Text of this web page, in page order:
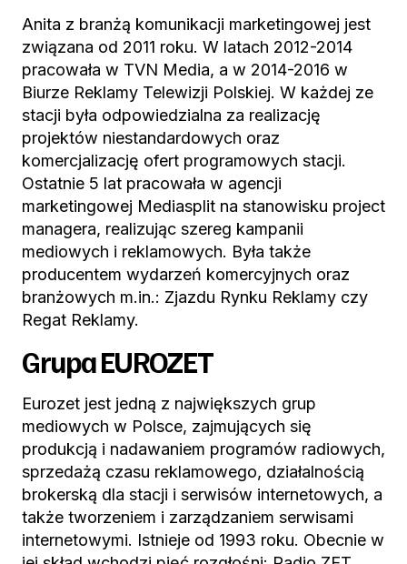
Anita z branżą komunikacji marketingowej jest
związana od 2011 roku. W latach 2012-2014
pracowała w TVN Media, a w 2014-2016 w
Biurze Reklamy Telewizji Polskiej. W każdej ze
stacji była odpowiedzialna za realizację
projektów niestandardowych oraz
komercjalizację ofert programowych stacji.
Ostatnie 5 lat pracowała w agencji
marketingowej Mediasplit na stanowisku project
managera, realizując szereg kampanii
mediowych i reklamowych. Była także
producentem wydarzeń komercyjnych oraz
branżowych m.in.: Zjazdu Rynku Reklamy czy
Regat Reklamy.
Grupa EUROZET
Eurozet jest jedną z największych grup
mediowych w Polsce, zajmujących się
produkcją i nadawaniem programów radiowych,
sprzedażą czasu reklamowego, działalnością
brokerską dla stacji i serwisów internetowych, a
także tworzeniem i zarządzaniem serwisami
internetowymi. Istnieje od 1993 roku. Obecnie w